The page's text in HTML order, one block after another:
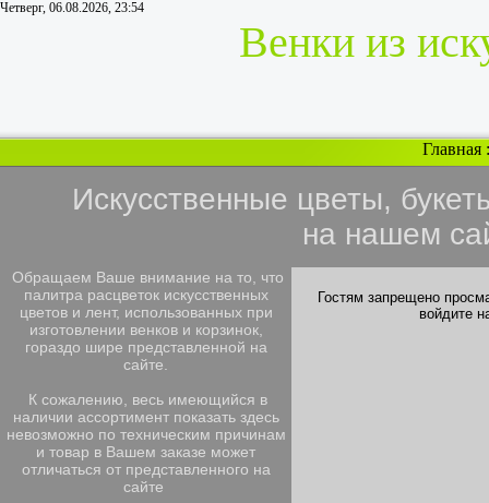
Четверг, 06.08.2026, 23:54
Венки из
Главная
Искусственные цветы,
на нашем
Обращаем Ваше внимание на то, что
палитра расцветок искусственных
цветов и лент, использованных при
изготовлении венков и корзинок,
гораздо шире представленной на
сайте.
К сожалению, весь имеющийся в
наличии ассортимент показать здесь
невозможно по техническим причинам
и товар в Вашем заказе может
отличаться от представленного на
сайте
Гостям запрещено
войдите